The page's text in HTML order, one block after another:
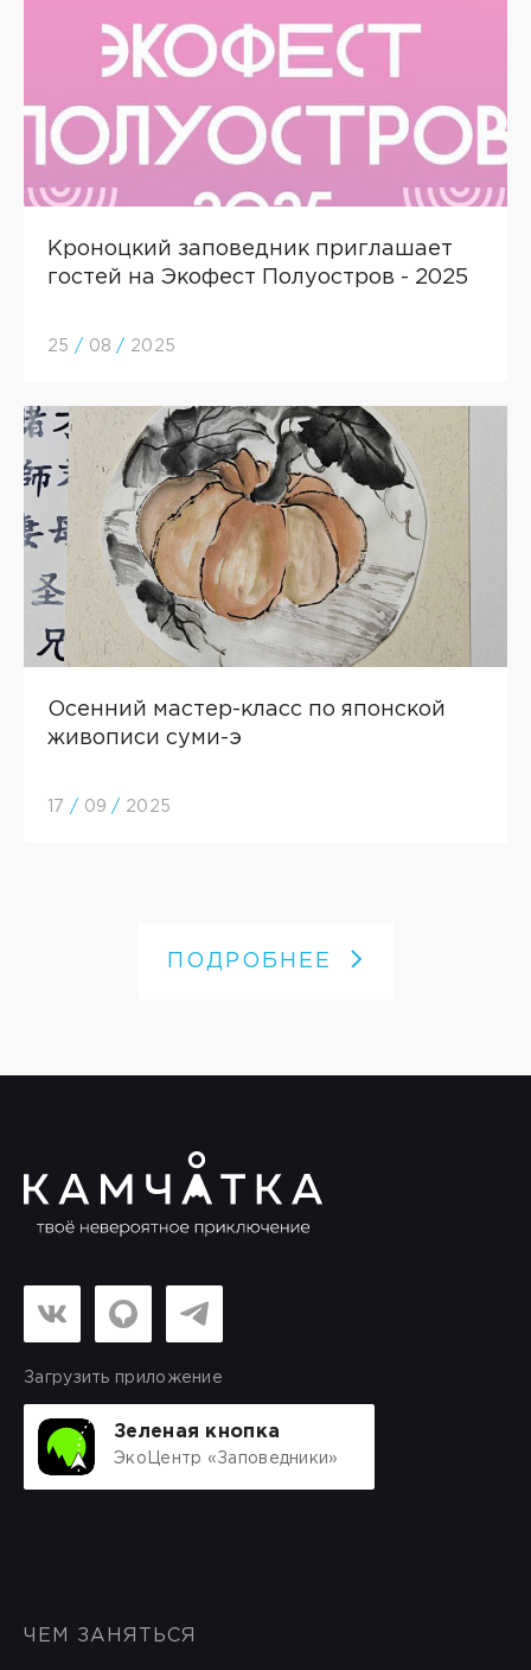
Кроноцкий заповедник приглашает
гостей на Экофест Полуостров - 2025
25 / 08 / 2025
Осенний мастер-класс по японской
живописи суми-э
17 / 09 / 2025
ПОДРОБНЕЕ
Загрузить приложение
Зеленая кнопка
ЭкоЦентр «Заповедники»
ЧЕМ ЗАНЯТЬСЯ